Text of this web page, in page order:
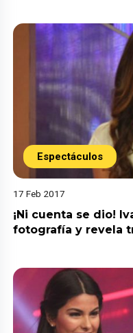
Espectáculos
17 Feb 2017
¡Ni cuenta se dio!
fotografía y revela